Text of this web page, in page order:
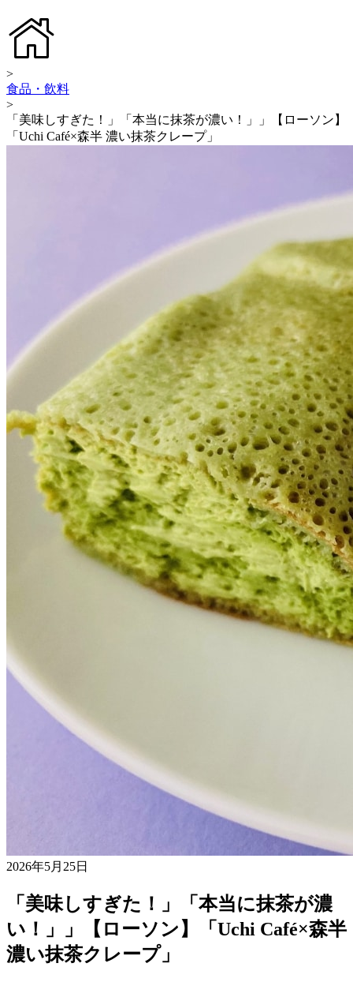
>
食品・飲料
>
「美味しすぎた！」「本当に抹茶が濃い！」」【ローソン】
「Uchi Café×森半 濃い抹茶クレープ」
2026年5月25日
「美味しすぎた！」「本当に抹茶が濃
い！」」【ローソン】「Uchi Café×森半
濃い抹茶クレープ」